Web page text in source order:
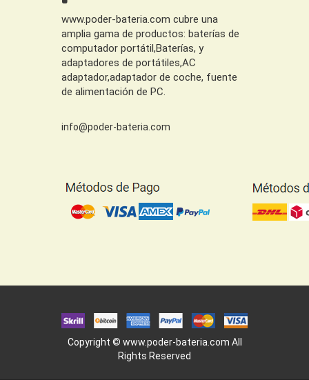
www.poder-bateria.com cubre una
amplia gama de productos: baterías de
computador portátil,Baterías, y
adaptadores de portátiles,AC
adaptador,adaptador de coche, fuente
de alimentación de PC.
info@poder-bateria.com
Copyright © www.poder-bateria.com All
Rights Reserved